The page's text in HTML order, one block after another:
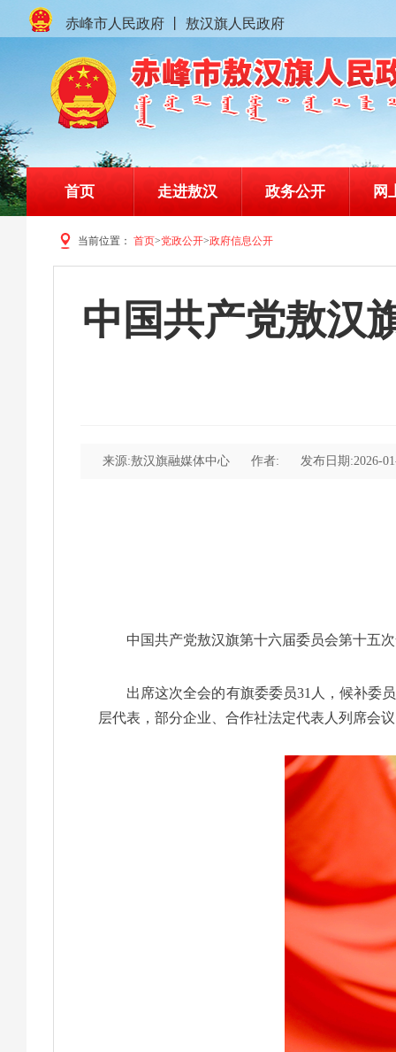
赤峰市人民政府 敖汉旗人民政府
首页 走进敖汉 政务公开 网
当前位置： 首页>党政公开>政府信息公开
中国共产党敖汉
来源:敖汉旗融媒体中心 作者: 发布日期:2026-
中国共产党敖汉旗第十六届委员会第十五
出席这次全会的有旗委委员31人，候补委
层代表，部分企业、合作社法定代表人列席会